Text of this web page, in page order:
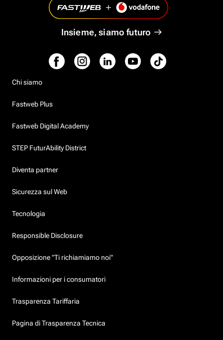
Insieme, siamo futuro
Chi siamo
Fastweb Plus
Fastweb Digital Academy
STEP FuturAbility District
Diventa partner
Sicurezza sul Web
Tecnologia
Responsible Disclosure
Opposizione "Ti richiamiamo noi"
Informazioni per i consumatori
Trasparenza Tariffaria
Pagina di Trasparenza Tecnica